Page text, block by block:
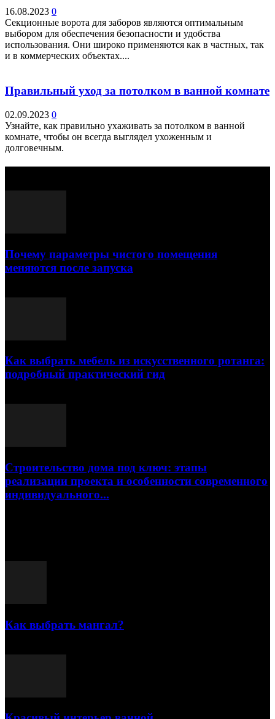
16.08.2023 0
Секционные ворота для заборов являются оптимальным
выбором для обеспечения безопасности и удобства
использования. Они широко применяются как в частных, так
и в коммерческих объектах....
Правильный уход за потолком в ванной комнате
02.09.2023 0
Узнайте, как правильно ухаживать за потолком в ванной
комнате, чтобы он всегда выглядел ухоженным и
долговечным.
Почему параметры чистого помещения
меняются после запуска
Как выбрать мебель из искусственного ротанга:
подробный практический гид
Строительство дома под ключ: этапы
реализации проекта и особенности современного
индивидуального...
Как выбрать мангал?